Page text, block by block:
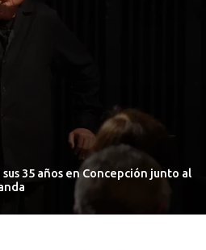
35 años en Concepción junto al